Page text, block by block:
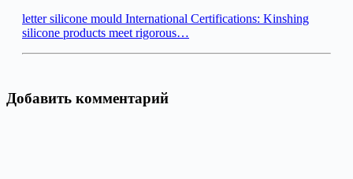
letter silicone mould International Certifications: Kinshing
silicone products meet rigorous…
Добавить комментарий